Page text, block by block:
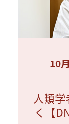
10
人類
く【